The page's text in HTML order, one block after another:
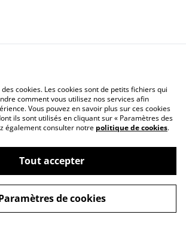
nous
Conditions
de
Politique de cookies
powered by
cookies. Les cookies sont de petits fichiers qui
comment vous utilisez nos services afin
Vous pouvez en savoir plus sur ces cookies
ils sont utilisés en cliquant sur « Paramètres des
également consulter notre politique de cookies.
Tout accepter
de cookies